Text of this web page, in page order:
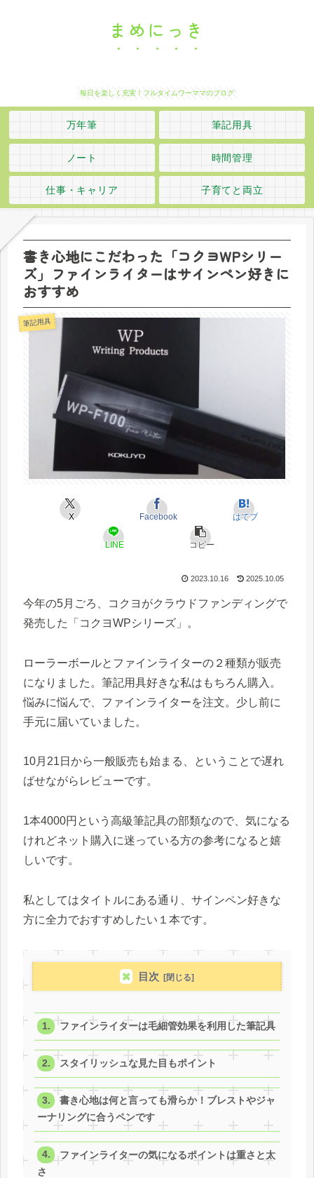
まめにっき
毎日を楽しく充実！フルタイムワーママのブログ
万年筆 筆記用具
ノート 時間管理
仕事・キャリア 子育てと両立
書き心地にこだわった「コクヨWPシリー
ズ」ファインライターはサインペン好きに
おすすめ
筆記用具
X Facebook はてブ
LINE コピー
2023.10.16 2025.10.05
今年の5月ごろ、コクヨがクラウドファンディングで
発売した「コクヨWPシリーズ」。
ローラーボールとファインライターの２種類が販売
になりました。筆記用具好きな私はもちろん購入。
悩みに悩んで、ファインライターを注文。少し前に
手元に届いていました。
10月21日から一般販売も始まる、ということで遅れ
ばせながらレビューです。
1本4000円という高級筆記具の部類なので、気になる
けれどネット購入に迷っている方の参考になると嬉
しいです。
私としてはタイトルにある通り、サインペン好きな
方に全力でおすすめしたい１本です。
目次
ファインライターは毛細管効果を利用した筆記具
スタイリッシュな見た目もポイント
書き心地は何と言っても滑らか！ブレストやジャ
ーナリングに合うペンです
ファインライターの気になるポイントは重さと太
さ